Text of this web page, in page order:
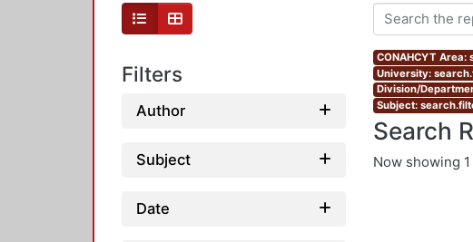
Filters
Author
Subject
Date
CONAHCYT Area:
University:
Division/
Subject:
Search
Now showing